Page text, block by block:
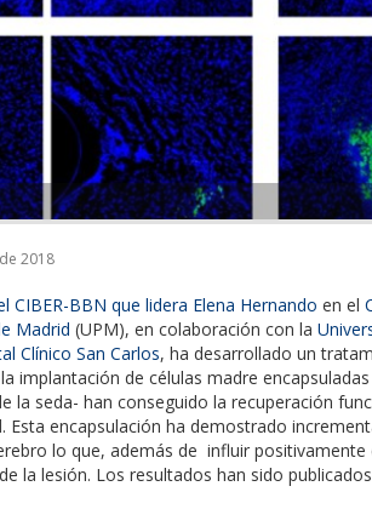
2018
CIBER-BBN que lidera Elena Hernando en el
Madrid (UPM), en colaboración con la
Clínico San Carlos, ha desarrollado un
implantación de células madre
la seda- han conseguido la recuperación
Esta encapsulación ha demostrado
lo que, además de influir
la lesión. Los resultados han sido